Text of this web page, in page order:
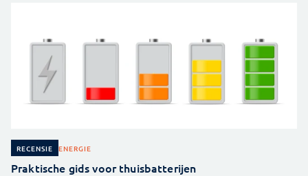
RECENSIE ENERGIE
Praktische gids voor thuisbatterijen